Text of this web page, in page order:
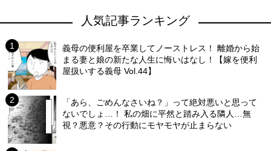
人気記事ランキング
義母の便利屋を卒業してノーストレス！ 離婚から始
まる妻と娘の新たな人生に悔いはなし！【嫁を便利
屋扱いする義母 Vol.44】
「あら、ごめんなさいね？」って絶対悪いと思って
ないでしょ…！ 私の畑に平然と踏み入る隣人…無
視？悪意？その行動にモヤモヤが止まらない